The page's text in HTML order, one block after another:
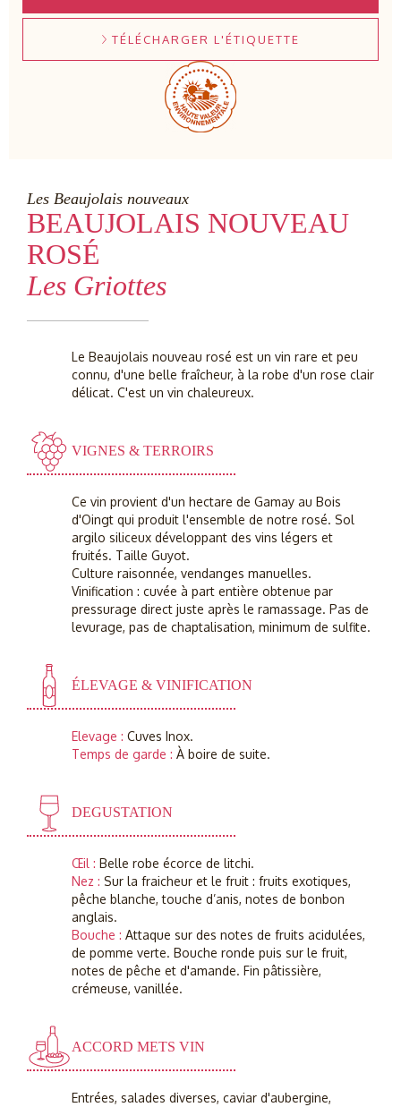
TÉLÉCHARGER L'ÉTIQUETTE
Les Beaujolais nouveaux
BEAUJOLAIS NOUVEAU
ROSÉ
Les Griottes
Le Beaujolais nouveau rosé est un vin rare et peu
connu, d'une belle fraîcheur, à la robe d'un rose clair
délicat. C'est un vin chaleureux.
VIGNES & TERROIRS
Ce vin provient d'un hectare de Gamay au Bois
d'Oingt qui produit l'ensemble de notre rosé. Sol
argilo siliceux développant des vins légers et
fruités. Taille Guyot.
Culture raisonnée, vendanges manuelles.
Vinification : cuvée à part entière obtenue par
pressurage direct juste après le ramassage. Pas de
levurage, pas de chaptalisation, minimum de sulfite.
ÉLEVAGE & VINIFICATION
Elevage : Cuves Inox.
Temps de garde : À boire de suite.
DEGUSTATION
Œil : Belle robe écorce de litchi.
Nez : Sur la fraicheur et le fruit : fruits exotiques,
pêche blanche, touche d’anis, notes de bonbon
anglais.
Bouche : Attaque sur des notes de fruits acidulées,
de pomme verte. Bouche ronde puis sur le fruit,
notes de pêche et d'amande. Fin pâtissière,
crémeuse, vanillée.
ACCORD METS VIN
Entrées, salades diverses, caviar d'aubergine,